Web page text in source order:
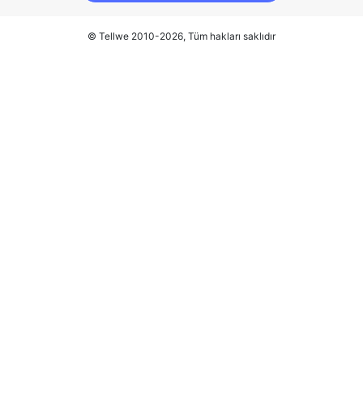
© Tellwe 2010-2026, Tüm hakları saklıdır